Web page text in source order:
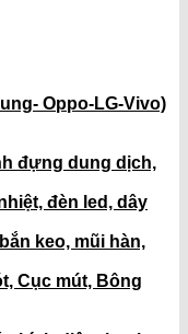
Oppo-LG-Vivo)
đựng dung dịch,
đèn led, dây
keo, mũi hàn,
Cục mút, Bông